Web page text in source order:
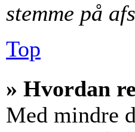
stemme på
Top
» Hvordan
Med mindre